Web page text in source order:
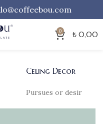
0 ₺ 0,00
Celing Decor
Pursues or desir